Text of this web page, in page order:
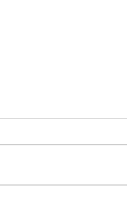
Curaçao in Our